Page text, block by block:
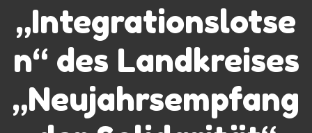
„Integrationslotse
n“ des Landkreises
„Neujahrsempfang